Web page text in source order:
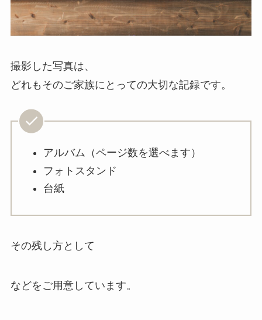
撮影した写真は、
どれもそのご家族にとっての大切な記録です。
アルバム（ページ数を選べます）
フォトスタンド
台紙
その残し方として
などをご用意しています。